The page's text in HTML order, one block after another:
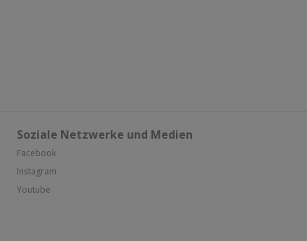
Soziale Netzwerke und Medien
Facebook
Instagram
Youtube